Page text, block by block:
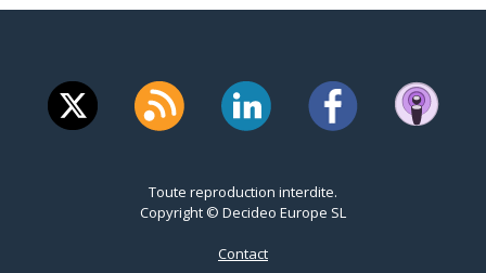
Toute reproduction interdite.
Copyright © Decideo Europe SL
Contact